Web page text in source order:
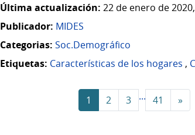
Última actualización: 22 de enero de
Publicador: MIDES
Categorias: Soc.Demográfico
Etiquetas: Características de los hogares ,
1 2 3 ... 41 »